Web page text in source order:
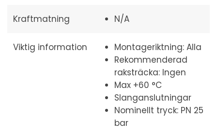
Kraftmatning N/A
Viktig information
Montageriktning: Alla
Rekommenderad
raksträcka: Ingen
Max +60 °C
Slanganslutningar
Nominellt tryck: PN 25
bar